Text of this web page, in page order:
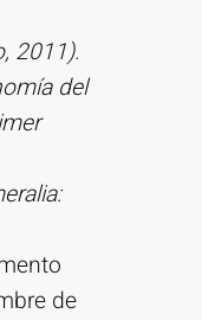
2011).
del
de